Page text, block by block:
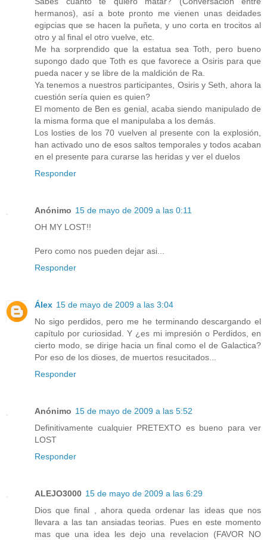
hermanos), así a bote pronto me vienen unas deidades
egipcias que se hacen la puñeta, y uno corta en trocitos al
otro y al final el otro vuelve, etc.
Me ha sorprendido que la estatua sea Toth, pero bueno
supongo dado que Toth es que favorece a Osiris para que
pueda nacer y se libre de la maldición de Ra.
Ya tenemos a nuestros participantes, Osiris y Seth, ahora la
cuestión sería quien es quien?
El momento de Ben es genial, acaba siendo manipulado de
la misma forma que el manipulaba a los demás.
Los losties de los 70 vuelven al presente con la explosión,
han activado uno de esos saltos temporales y todos acaban
en el presente para curarse las heridas y ver el duelos
Responder
Anónimo 15 de mayo de 2009 a las 0:11
OH MY LOST!!
Pero como nos pueden dejar asi...
Responder
Álex 15 de mayo de 2009 a las 3:04
No sigo perdidos, pero me he terminando descargando el
capítulo por curiosidad. Y ¿es mi impresión o Perdidos, en
cierto modo, se dirige hacia un final como el de Galactica?
Por eso de los dioses, de muertos resucitados...
Responder
Anónimo 15 de mayo de 2009 a las 5:52
Definitivamente cualquier PRETEXTO es bueno para ver
LOST
Responder
ALEJO3000 15 de mayo de 2009 a las 6:29
Dios que final , ahora queda ordenar las ideas que nos
llevara a las tan ansiadas teorias. Pues en este momento
mas que una idea les dejo una revelacion (FAVOR NO